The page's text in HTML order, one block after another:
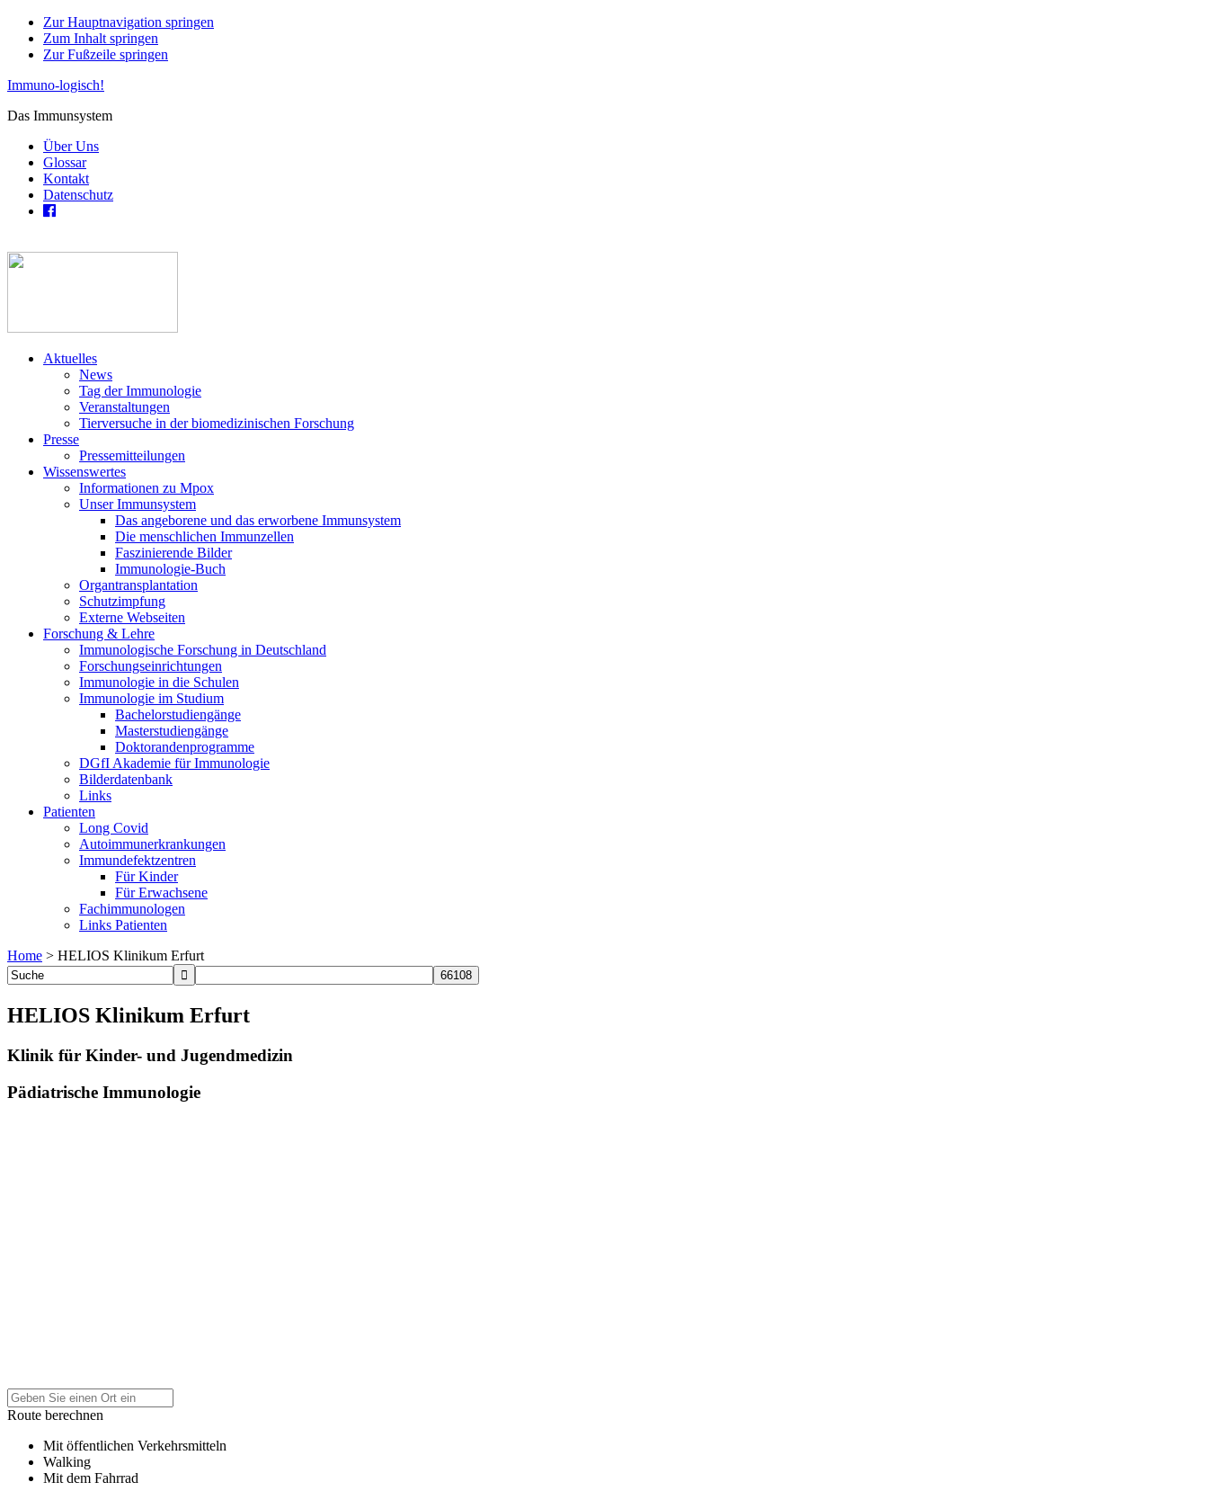
Zur Hauptnavigation springen
Zum Inhalt springen
Zur Fußzeile springen
Immuno-logisch!
Das Immunsystem
Über Uns
Glossar
Kontakt
Datenschutz
Aktuelles
News
Tag der Immunologie
Veranstaltungen
Tierversuche in der biomedizinischen Forschung
Presse
Pressemitteilungen
Wissenswertes
Informationen zu Mpox
Unser Immunsystem
Das angeborene und das erworbene Immunsystem
Die menschlichen Immunzellen
Faszinierende Bilder
Immunologie-Buch
Organtransplantation
Schutzimpfung
Externe Webseiten
Forschung & Lehre
Immunologische Forschung in Deutschland
Forschungseinrichtungen
Immunologie in die Schulen
Immunologie im Studium
Bachelorstudiengänge
Masterstudiengänge
Doktorandenprogramme
DGfI Akademie für Immunologie
Bilderdatenbank
Links
Patienten
Long Covid
Autoimmunerkrankungen
Immundefektzentren
Für Kinder
Für Erwachsene
Fachimmunologen
Links Patienten
Home > HELIOS Klinikum Erfurt
HELIOS Klinikum Erfurt
Klinik für Kinder- und Jugendmedizin
Pädiatrische Immunologie
Route berechnen
Mit öffentlichen Verkehrsmitteln
Walking
Mit dem Fahrrad